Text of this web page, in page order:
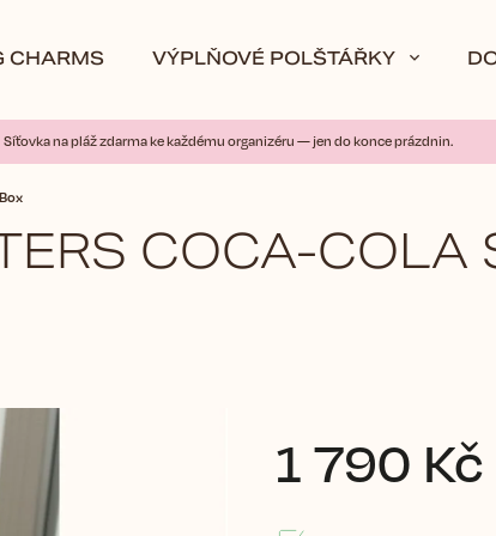
CHARMS VÝPLŇOVÉ POLŠTÁŘKY
Síťovka na pláž zdarma ke každému organizéru — jen do konce prázdnin.
COCA-COLA
1 790 Kč